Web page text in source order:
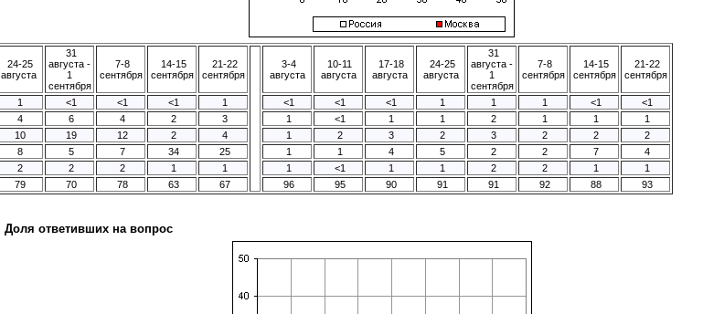
24-25
августа
31
августа -
1
сентября
7-8
сентября
14-15
сентября
21-22
сентября
3-4
августа
10-11
августа
17-18
августа
24-25
августа
31
августа -
1
сентября
7-8
сентября
14-15
сентября
21-22
сентября
1 <1 <1 <1 1 <1 <1 <1 1 1 1 <1
<1
4 6 4 2 3 1 <1 1 1 2 1 1
1
10 19 12 2 4 1 2 3 2 3 2 2
2
8 5 7 34 25 1 1 4 5 2 2 7
4
2 2 2 1 1 1 <1 1 1 2 2 1
1
79 70 78 63 67 96 95 90 91 91 92 88 93
Доля ответивших на вопрос